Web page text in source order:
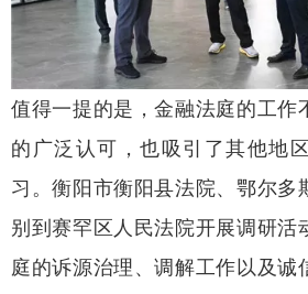
值得一提的是，金融法庭的工作
的广泛认可，也吸引了其他地
习。衡阳市衡阳县法院、鄂尔多
别到赛罕区人民法院开展调研活
庭的诉源治理、调解工作以及诚